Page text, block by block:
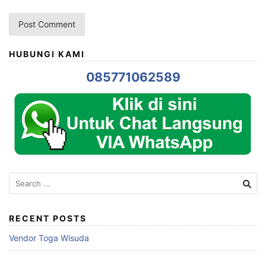
HUBUNGI KAMI
085771062589
Search
for:
RECENT POSTS
Vendor Toga Wisuda